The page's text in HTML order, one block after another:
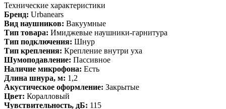
Технические характеристики
Бренд: Urbanears
Вид наушников: Вакуумные
Тип товара: Имиджевые наушники-гарнитура
Тип подключения: Шнур
Тип крепления: Крепление внутри уха
Шумоподавление: Пассивное
Наличие микрофона: Есть
Длина шнура, м: 1,2
Акустическое оформление: Закрытые
Цвет: Коралловый
Чувствительность, дБ: 115